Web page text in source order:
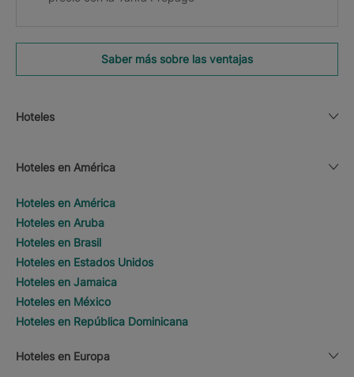
Saber más sobre las ventajas
Hoteles
Hoteles en América
Hoteles en América
Hoteles en Aruba
Hoteles en Brasil
Hoteles en Estados Unidos
Hoteles en Jamaica
Hoteles en México
Hoteles en República Dominicana
Hoteles en Europa